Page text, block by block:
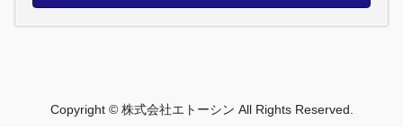
Copyright © 株式会社エトーシン All Rights Reserved.